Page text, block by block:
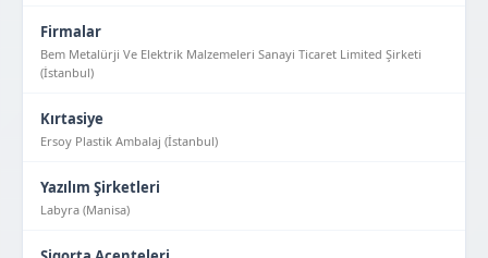
Firmalar
Bem Metalürji Ve Elektrik Malzemeleri Sanayi Ticaret Limited Şirketi
(İstanbul)
Kırtasiye
Ersoy Plastik Ambalaj (İstanbul)
Yazılım Şirketleri
Labyra (Manisa)